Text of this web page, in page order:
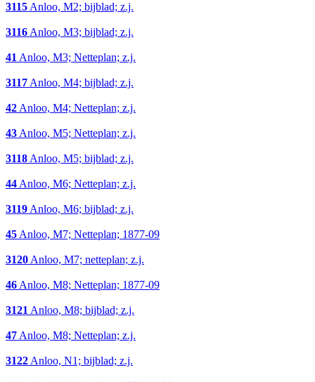
3115Anloo, M2; bijblad; z.j.
3116Anloo, M3; bijblad; z.j.
41Anloo, M3; Netteplan; z.j.
3117Anloo, M4; bijblad; z.j.
42Anloo, M4; Netteplan; z.j.
43Anloo, M5; Netteplan; z.j.
3118Anloo, M5; bijblad; z.j.
44Anloo, M6; Netteplan; z.j.
3119Anloo, M6; bijblad; z.j.
45Anloo, M7; Netteplan; 1877-09
3120Anloo, M7; netteplan; z.j.
46Anloo, M8; Netteplan; 1877-09
3121Anloo, M8; bijblad; z.j.
47Anloo, M8; Netteplan; z.j.
3122Anloo, N1; bijblad; z.j.